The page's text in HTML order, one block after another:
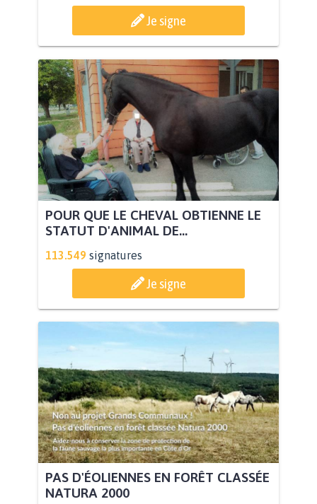
Je signe
POUR QUE LE CHEVAL OBTIENNE LE
STATUT D'ANIMAL DE...
113.549 signatures
Je signe
PAS D'ÉOLIENNES EN FORÊT CLASSÉE
NATURA 2000